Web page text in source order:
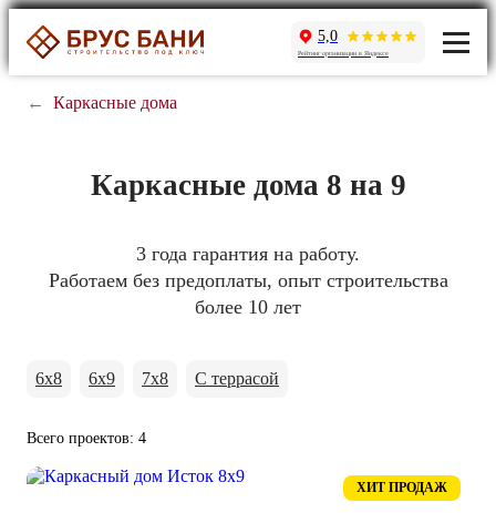
5,0
Рейтинг организации в Яндексе
← Каркасные дома
Каркасные дома 8 на 9
3 года гарантия на работу.
Работаем без предоплаты, опыт строительства
более 10 лет
6х8 6х9 7х8 С террасой
Всего проектов: 4
ХИТ ПРОДАЖ